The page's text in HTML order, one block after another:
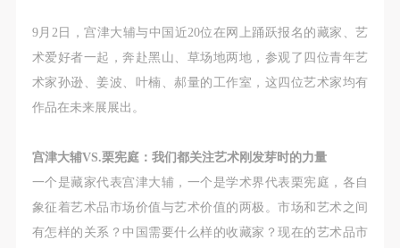
9月2日，宫津大辅与中国近20位在网上踊跃报名的藏家、艺
术爱好者一起，奔赴黑山、草场地两地，参观了四位青年艺
术家孙逊、姜波、叶楠、郝量的工作室，这四位艺术家均有
作品在未来展展出。
宫津大辅VS.栗宪庭：我们都关注艺术刚发芽时的力量
一个是藏家代表宫津大辅，一个是学术界代表栗宪庭，各自
象征着艺术品市场价值与艺术价值的两极。市场和艺术之间
有怎样的关系？中国需要什么样的收藏家？现在的艺术品市